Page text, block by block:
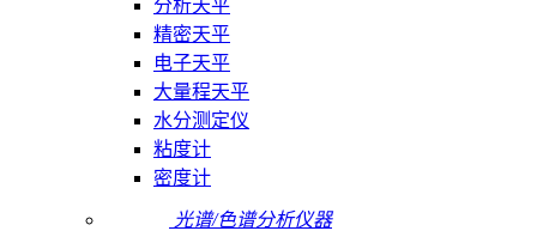
分析天平
精密天平
电子天平
大量程天平
水分测定仪
粘度计
密度计
光谱/色谱分析仪器